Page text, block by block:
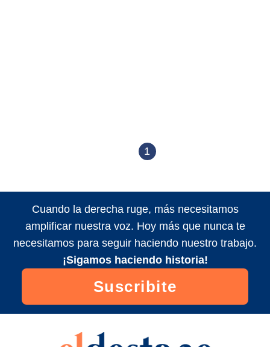
1
Cuando la derecha ruge, más necesitamos
amplificar nuestra voz. Hoy más que nunca te
necesitamos para seguir haciendo nuestro trabajo.
¡Sigamos haciendo historia!
Suscribite